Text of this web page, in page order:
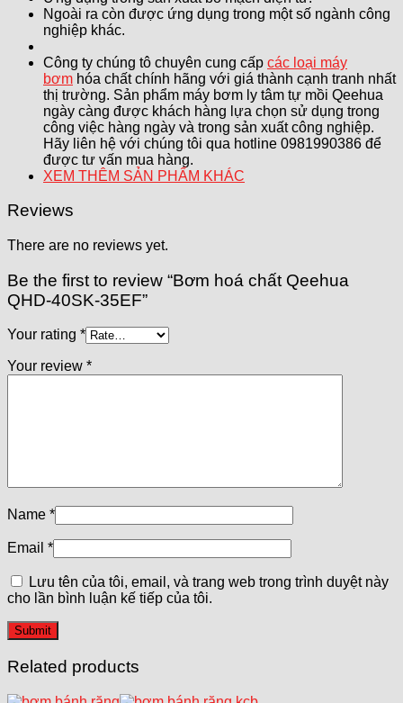
Ngoài ra còn được ứng dụng trong một số ngành công
nghiệp khác.
Công ty chúng tô chuyên cung cấp các loại máy
bơm hóa chất chính hãng với giá thành cạnh tranh nhất
thị trường. Sản phẩm máy bơm ly tâm tự mồi Qeehua
ngày càng được khách hàng lựa chọn sử dụng trong
công việc hàng ngày và trong sản xuất công nghiệp.
Hãy liên hệ với chúng tôi qua hotline 0981990386 để
được tư vấn mua hàng.
XEM THÊM SẢN PHẨM KHÁC
Reviews
There are no reviews yet.
Be the first to review “Bơm hoá chất Qeehua
QHD-40SK-35EF”
Your rating *
Your review *
Name *
Email *
Lưu tên của tôi, email, và trang web trong trình duyệt này
cho lần bình luận kế tiếp của tôi.
Related products